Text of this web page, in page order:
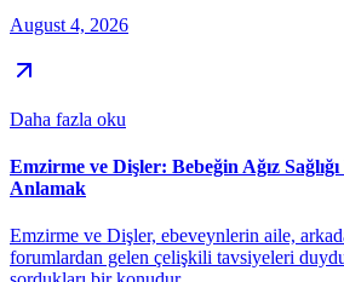
August 4, 2026
Daha fazla oku
Emzirme ve Dişler: Bebeğin Ağız
Anlamak
Emzirme ve Dişler, ebeveynlerin aile,
forumlardan gelen çelişkili tavsiyeleri